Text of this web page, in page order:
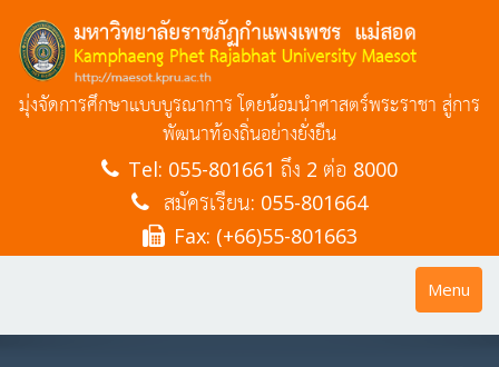
มุ่งจัดการศึกษาแบบบูรณาการ โดยน้อมนำศาสตร์พระราชา สู่การ
พัฒนาท้องถิ่นอย่างยั่งยืน
Tel: 055-801661 ถึง 2 ต่อ 8000
สมัครเรียน: 055-801664
Fax: (+66)55-801663
Toggle
Menu